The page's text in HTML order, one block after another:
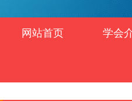
网站首页 学会